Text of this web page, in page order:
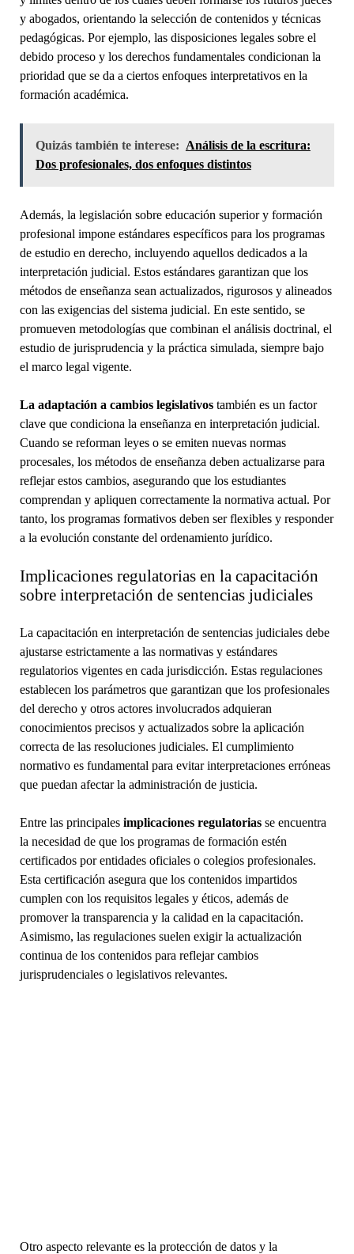
y abogados, orientando la selección de contenidos y técnicas
pedagógicas. Por ejemplo, las disposiciones legales sobre el
debido proceso y los derechos fundamentales condicionan la
prioridad que se da a ciertos enfoques interpretativos en la
formación académica.
Quizás también te interese: Análisis de la escritura:
Dos profesionales, dos enfoques distintos
Además, la legislación sobre educación superior y formación
profesional impone estándares específicos para los programas
de estudio en derecho, incluyendo aquellos dedicados a la
interpretación judicial. Estos estándares garantizan que los
métodos de enseñanza sean actualizados, rigurosos y alineados
con las exigencias del sistema judicial. En este sentido, se
promueven metodologías que combinan el análisis doctrinal, el
estudio de jurisprudencia y la práctica simulada, siempre bajo
el marco legal vigente.
La adaptación a cambios legislativostambién es un factor
clave que condiciona la enseñanza en interpretación judicial.
Cuando se reforman leyes o se emiten nuevas normas
procesales, los métodos de enseñanza deben actualizarse para
reflejar estos cambios, asegurando que los estudiantes
comprendan y apliquen correctamente la normativa actual. Por
tanto, los programas formativos deben ser flexibles y responder
a la evolución constante del ordenamiento jurídico.
Implicaciones regulatorias en la capacitación
sobre interpretación de sentencias judiciales
La capacitación en interpretación de sentencias judiciales debe
ajustarse estrictamente a las normativas y estándares
regulatorios vigentes en cada jurisdicción. Estas regulaciones
establecen los parámetros que garantizan que los profesionales
del derecho y otros actores involucrados adquieran
conocimientos precisos y actualizados sobre la aplicación
correcta de las resoluciones judiciales. El cumplimiento
normativo es fundamental para evitar interpretaciones erróneas
que puedan afectar la administración de justicia.
Entre las principales implicaciones regulatoriasse encuentra
la necesidad de que los programas de formación estén
certificados por entidades oficiales o colegios profesionales.
Esta certificación asegura que los contenidos impartidos
cumplen con los requisitos legales y éticos, además de
promover la transparencia y la calidad en la capacitación.
Asimismo, las regulaciones suelen exigir la actualización
continua de los contenidos para reflejar cambios
jurisprudenciales o legislativos relevantes.
Otro aspecto relevante es la protección de datos y la